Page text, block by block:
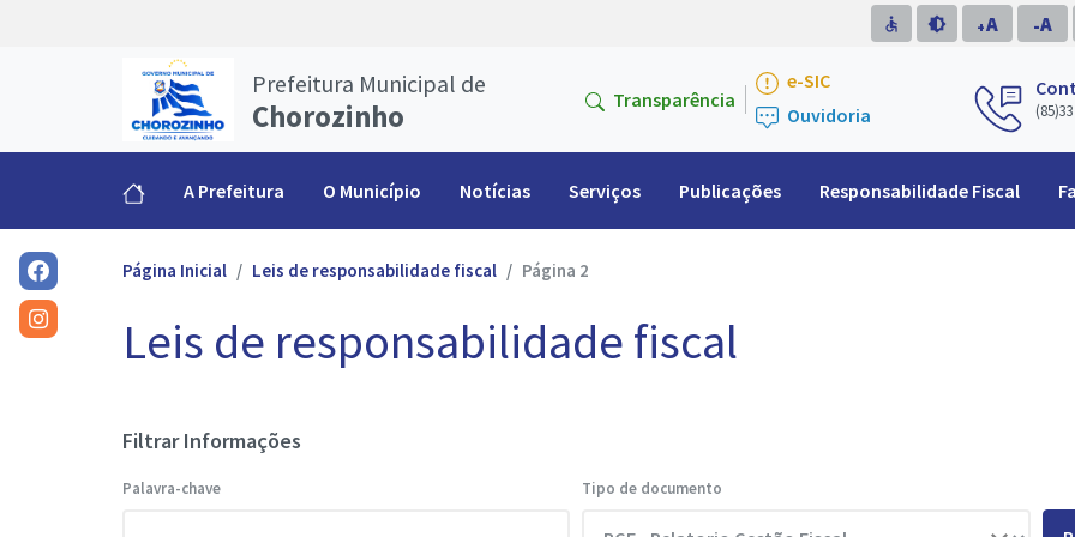
accessible brightness_medium A
+ A
-
Prefeitura Municipal de
Chorozinho Transparência
e-SIC
Ouvidoria
A Prefeitura O Município Notícias Serviços Publicações Responsabilidade Fiscal
Página Inicial Leis de responsabilidade fiscal Página 2
Leis de responsabilidade fiscal
Filtrar Informações
Palavra-chave Tipo de documento